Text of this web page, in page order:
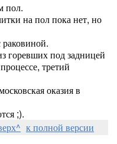
пол.
на пол пока нет, но
раковиной.
горевших под задницей
третий
оказия в
;).
к полной версии